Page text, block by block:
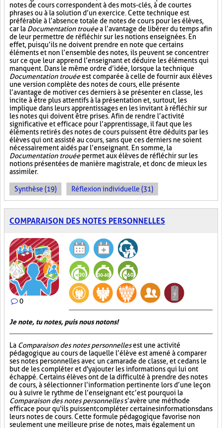
notes de cours correspondent à des mots-clés, à de courtes
phrases ou à la solution d’un exercice. Cette technique est
préférable à l’absence totale de notes de cours pour les élèves,
car la Documentation trouéea l’avantage de libérer du temps afin
de leur permettre de réfléchir sur les notions enseignées. En
effet, puisqu’ils ne doivent prendre en note que certains
éléments et non l’ensemble des notes, ils peuvent se concentrer
sur ce que leur apprend l’enseignant et déduire les éléments qui
manquent. Dans le même ordre d’idée, lorsque la technique
Documentation trouéeest comparée à celle de fournir aux élèves
une version complète des notes de cours, elle présente
l’avantage de motiver ces derniers à se présenter en classe, les
incite à être plus attentifs à la présentation et, surtout, les
implique dans leurs apprentissages en les invitant à réfléchir sur
les notes qui doivent être prises. Afin de rendre l’activité
significative et efficace pour l’apprentissage, il faut que les
éléments retirés des notes de cours puissent être déduits par les
élèves qui ont assisté au cours, sans que ces derniers ne soient
nécessairement aidés par l’enseignant. En somme, la
Documentation trouéepermet aux élèves de réfléchir sur les
notions présentées de manière magistrale, et donc de mieux les
assimiler.
Synthèse (19) Réflexion individuelle (31)
COMPARAISON DES NOTES PERSONNELLES
0
Je note, tu notes, puis nous notons!
La Comparaison des notes personnellesest une activité
pédagogique au cours de laquelle l’élève est amené à comparer
ses notes personnelles avec un camarade de classe, et ce dans le
but de les compléter et d'y ajouter les informations qui lui ont
échappé. Certains élèves ont de la difficulté à prendre des notes
de cours, à sélectionner l’information pertinente lors d’une leçon
ou à suivre le rythme de l’enseignant et c’est pourquoi la
Comparaison des notes personnelless’avère une méthode
efficace pour qu'ils puissent compléter certaines informations dans
leurs notes de cours. Cette formule pédagogique favorise non
seulement une meilleure prise de notes, mais également un